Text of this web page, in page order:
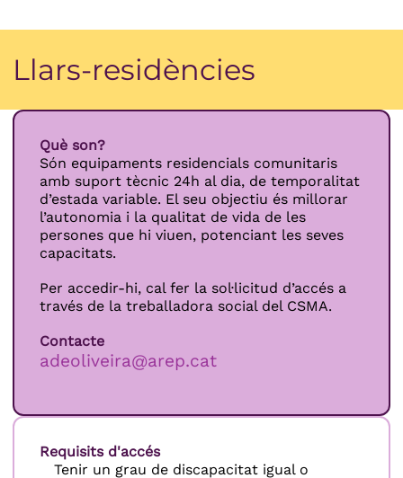
Llars-residències
Què son?
Són equipaments residencials comunitaris
amb suport tècnic 24h al dia, de temporalitat
d’estada variable. El seu objectiu és millorar
l’autonomia i la qualitat de vida de les
persones que hi viuen, potenciant les seves
capacitats.
Per accedir-hi, cal fer la sol·licitud d’accés a
través de la treballadora social del CSMA.
Contacte
adeoliveira@arep.cat
Requisits d'accés
Tenir un grau de discapacitat igual o